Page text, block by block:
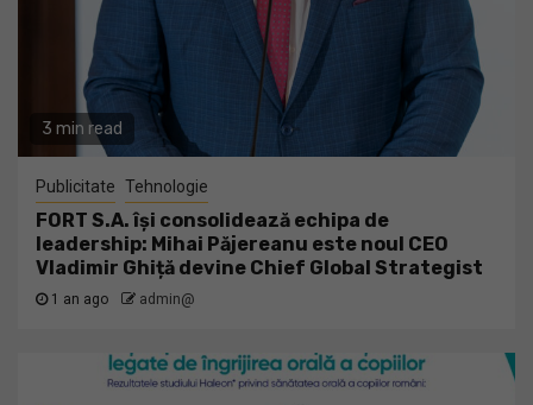
3 min read
Publicitate Tehnologie
FORT S.A. își consolidează echipa de
leadership: Mihai Păjereanu este noul CEO
Vladimir Ghiță devine Chief Global Strategist
1 an ago admin@